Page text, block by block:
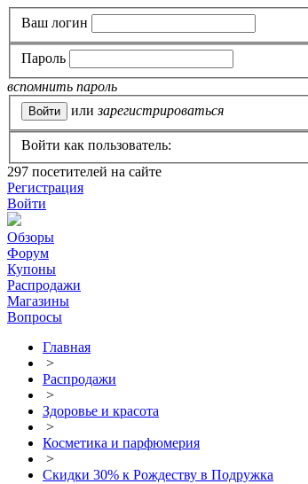
Ваш логин
Пароль
вспомнить пароль
или зарегистрироваться
Войти как пользователь:
297 посетителей на сайте
Регистрация
Войти
Обзоры
Форум
Купоны
Распродажи
Магазины
Вопросы
Главная
>
Распродажи
>
Здоровье и красота
>
Косметика и парфюмерия
>
Скидки 30% к Рождеству в Подружка